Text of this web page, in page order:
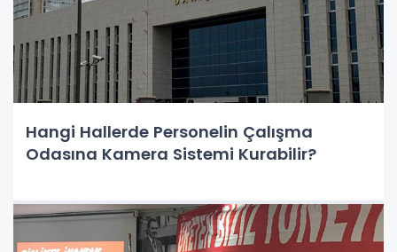
Hangi Hallerde Personelin Çalışma
Odasına Kamera Sistemi Kurabilir?